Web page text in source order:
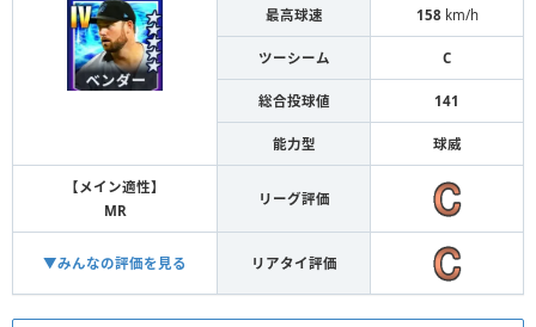
最高球速 158 km/h
ツーシーム C
総合投球値 141
能力型 球威
【メイン適性】
MR
リーグ評価
▼みんなの評価を見る リアタイ評価